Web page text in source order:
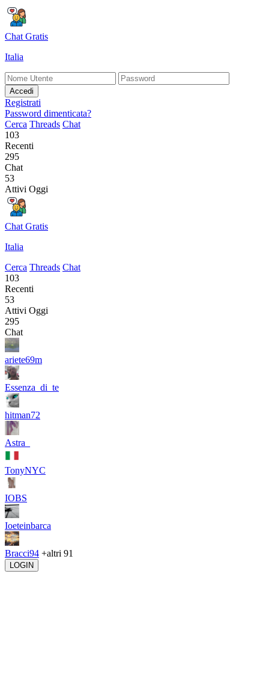
Chat Gratis
Italia
Accedi
Registrati
Password dimenticata?
Cerca Threads Chat
103
Recenti
295
Chat
53
Attivi Oggi
Chat Gratis
Italia
Cerca Threads Chat
103
Recenti
53
Attivi Oggi
295
Chat
ariete69m
Essenza_di_te
hitman72
Astra_
TonyNYC
IOBS
Ioeteinbarca
Bracci94 +altri 91
LOGIN